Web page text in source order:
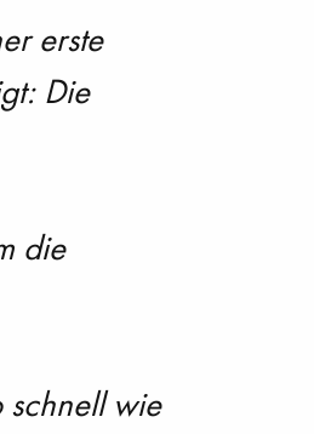
erste
Die
die
schnell wie